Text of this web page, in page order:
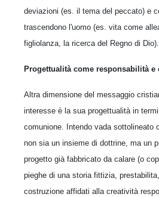
deviazioni (es. il tema del peccato) e
trascendono l'uomo (es. vita come
figliolanza, la ricerca del Regno di Dio).
Progettualità come responsabilità e
Altra dimensione del messaggio
interesse è la sua progettualità in
comunione. Intendo vada sottolineato
non sia un insieme di dottrine, ma un
progetto già fabbricato da ca­lare (o
pieghe di una storia fittizia,
costruzione affidati alla creatività